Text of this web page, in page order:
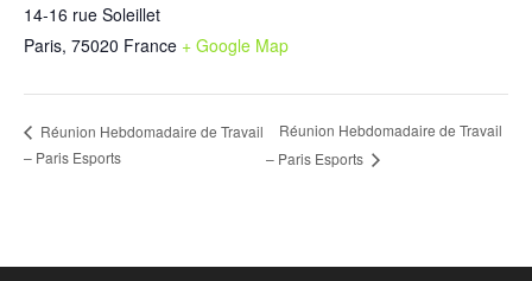
14-16 rue Soleillet
Paris, 75020 France + Google Map
Réunion Hebdomadaire de Travail
– Paris Esports
Réunion Hebdomadaire de Travail
– Paris Esports